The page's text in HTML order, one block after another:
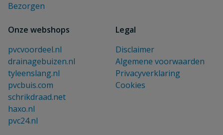
Bezorgen
Onze webshops
pvcvoordeel.nl
drainagebuizen.nl
tyleenslang.nl
pvcbuis.com
schrikdraad.net
haxo.nl
pvc24.nl
Legal
Disclaimer
Algemene voorwaarden
Privacyverklaring
Cookies